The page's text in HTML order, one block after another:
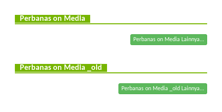
Perbanas on Media
Perbanas on Media Lainnya...
Perbanas on Media _old
Perbanas on Media _old Lainnya...